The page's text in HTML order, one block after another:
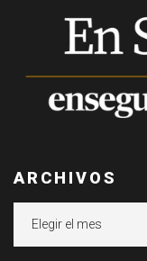
ARCHIVOS